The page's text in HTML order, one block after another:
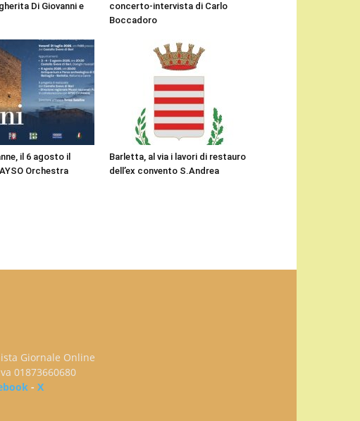
Di Giovanni e
concerto-intervista di Carlo
Boccadoro
il 6 agosto il
Orchestra
Barletta, al via i lavori di restauro
dell’ex convento S.Andrea
Giornale Online
01873660680
-X